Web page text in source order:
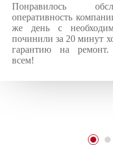
Понравилось
оперативность
же день с
починили за 20 минут
гарантию на
всем!